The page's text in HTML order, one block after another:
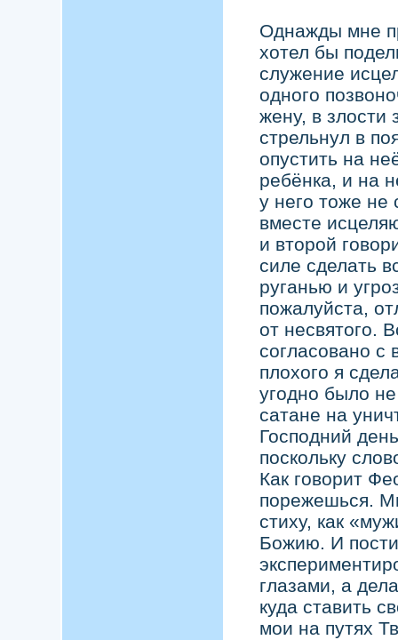
Однажды мне
хотел бы
служение
одного
жену, в злости
стрельнул в
опустить на
ребёнка, и на
у него тоже не
вместе
и второй
силе сделать
руганью и
пожалуйста,
от несвятого.
согласовано
плохого я
угодно было не
сатане на
Господний
поскольку
Как говорит
порежешься.
стиху, как
Божию. И
глазами, а
куда ставить
мои на путях